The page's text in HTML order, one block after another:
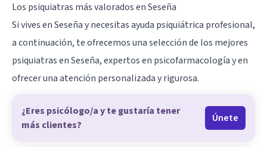
Los psiquiatras más valorados en Seseña
Si vives en Seseña y necesitas ayuda psiquiátrica profesional,
a continuación, te ofrecemos una selección de los mejores
psiquiatras en Seseña, expertos en psicofarmacología y en
ofrecer una atención personalizada y rigurosa.
¿Eres psicólogo/a y te gustaría tener
más clientes?
Únete